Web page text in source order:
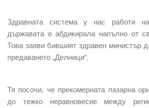
Здравната система у нас работи
държавата е абдикирала напълно от
Това заяви бившият здравен министър
предаването „Делници“.
Тя посочи, че прекомерната пазарна
до тежко неравновесие между